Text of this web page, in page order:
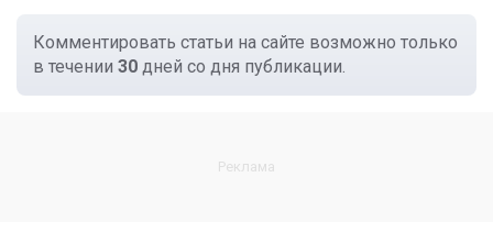
Комментировать статьи на сайте возможно только
в течении 30 дней со дня публикации.